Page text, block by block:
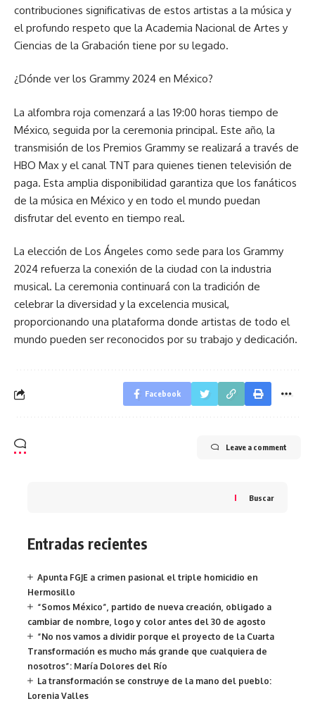
contribuciones significativas de estos artistas a la música y
el profundo respeto que la Academia Nacional de Artes y
Ciencias de la Grabación tiene por su legado.
¿Dónde ver los Grammy 2024 en México?
La alfombra roja comenzará a las 19:00 horas tiempo de
México, seguida por la ceremonia principal. Este año, la
transmisión de los Premios Grammy se realizará a través de
HBO Max y el canal TNT para quienes tienen televisión de
paga. Esta amplia disponibilidad garantiza que los fanáticos
de la música en México y en todo el mundo puedan
disfrutar del evento en tiempo real.
La elección de Los Ángeles como sede para los Grammy
2024 refuerza la conexión de la ciudad con la industria
musical. La ceremonia continuará con la tradición de
celebrar la diversidad y la excelencia musical,
proporcionando una plataforma donde artistas de todo el
mundo pueden ser reconocidos por su trabajo y dedicación.
Facebook
Leave a comment
Buscar
Entradas recientes
Apunta FGJE a crimen pasional el triple homicidio en
Hermosillo
“Somos México”, partido de nueva creación, obligado a
cambiar de nombre, logo y color antes del 30 de agosto
“No nos vamos a dividir porque el proyecto de la Cuarta
Transformación es mucho más grande que cualquiera de
nosotros”: María Dolores del Río
La transformación se construye de la mano del pueblo:
Lorenia Valles